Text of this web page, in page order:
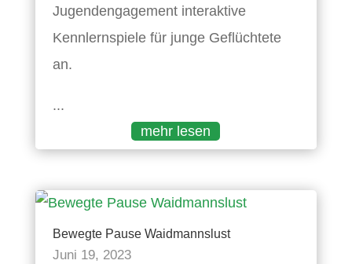
Jugendengagement interaktive
Kennlernspiele für junge Geflüchtete
an.
...
mehr lesen
Bewegte Pause Waidmannslust
Juni 19, 2023